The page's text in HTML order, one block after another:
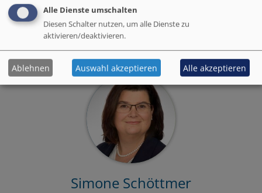
Contacts
Fachliche Ansprechperson
Simone Schöttmer
Alle Dienste umschalten
Diesen Schalter nutzen, um alle Dienste zu
aktivieren/deaktivieren.
Ablehnen Auswahl akzeptieren Alle akzeptieren